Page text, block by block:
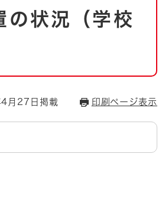
内の状況（学校
月27日掲載 印刷ページ表示